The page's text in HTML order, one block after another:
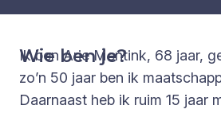
Wie ben je?
Ik ben Arie Mentink, 68 jaar,
zo’n 50 jaar ben ik
Daarnaast heb ik ruim 15 jaar